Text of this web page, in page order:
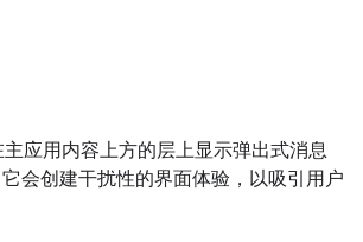
应用内容上方的层上显示弹出式消息
会创建干扰性的界面体验，以吸引用户